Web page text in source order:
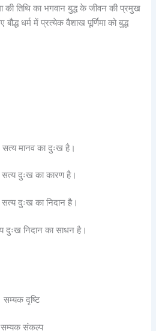
की तिथि का भगवान बुद्ध के जीवन की प्रमुख
धर्म में प्रत्येक वैशाख पूर्णिमा को बुद्ध
सत्य मानव का दुःख है।
सत्य दुःख का कारण है।
सत्य दुःख का निदान है।
दुःख निदान का साधन है।
सम्यक दृष्टि
सम्यक संकल्प